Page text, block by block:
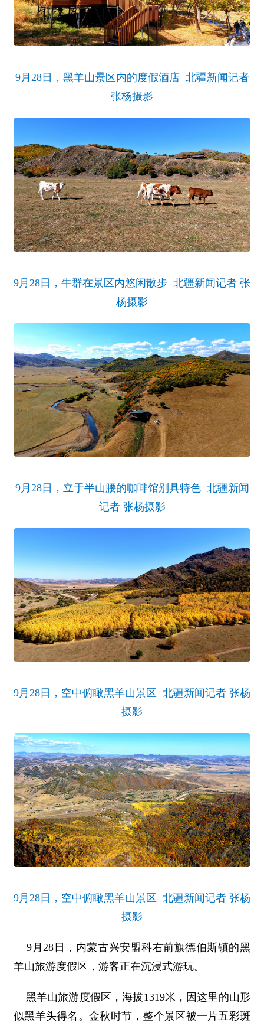
9月28日，黑羊山景区内的度假酒店 北疆新闻记者
张杨摄影
9月28日，牛群在景区内悠闲散步 北疆新闻记者 张
杨摄影
9月28日，立于半山腰的咖啡馆别具特色 北疆新闻
记者 张杨摄影
9月28日，空中俯瞰黑羊山景区 北疆新闻记者 张杨
摄影
9月28日，空中俯瞰黑羊山景区 北疆新闻记者 张杨
摄影
9月28日，内蒙古兴安盟科右前旗德伯斯镇的黑
羊山旅游度假区，游客正在沉浸式游玩。
黑羊山旅游度假区，海拔1319米，因这里的山形
似黑羊头得名。金秋时节，整个景区被一片五彩斑